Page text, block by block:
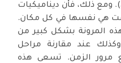
ومع ذلك، فأن ديناميكيات
هي نفسها في كل مكان.
المرونة بشكل كبير من
عند مقارنة مراحل
مرور الزمن. تسعى هذه